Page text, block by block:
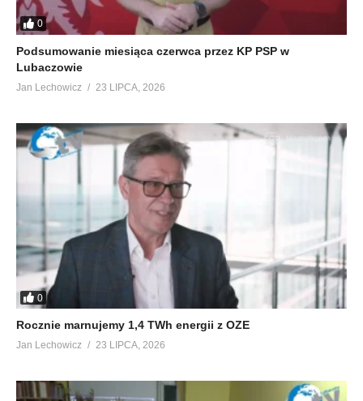
0
Podsumowanie miesiąca czerwca przez KP PSP w
Lubaczowie
Jan Lechowicz 23 LIPCA, 2026
0
Rocznie marnujemy 1,4 TWh energii z OZE
Jan Lechowicz 23 LIPCA, 2026